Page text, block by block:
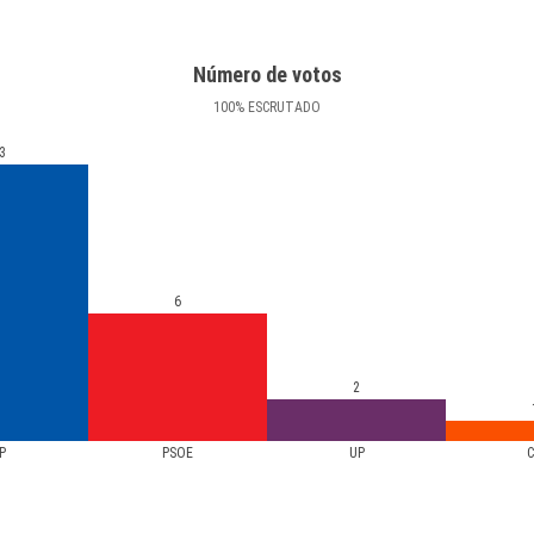
Número de votos
100% ESCRUTADO
PSOE UP
6
2